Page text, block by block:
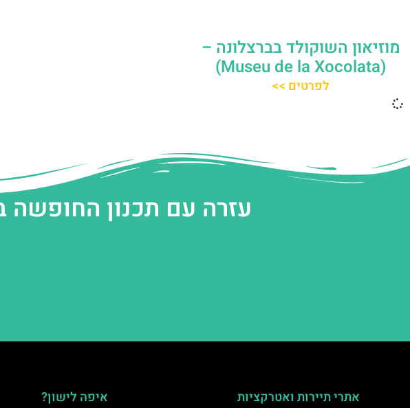
מוזיאון השוקולד בברצלונה –
(Museu de la Xocolata)
לפרטים >>
עזרה עם תכנון החופשה
אתרי תיירות ואטרקציות
איפה לישון?